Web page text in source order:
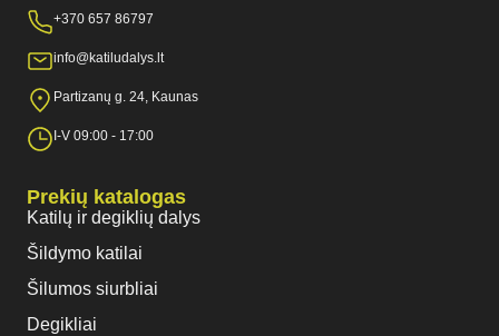
+370 657 86797
info@katiludalys.lt
Partizanų g. 24, Kaunas
I-V 09:00 - 17:00
Prekių katalogas
Katilų ir degiklių dalys
Šildymo katilai
Šilumos siurbliai
Degikliai